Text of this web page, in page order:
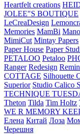
Heartfelt creations
JOLEE"S BOUTIQUE
LeCreaDesign
Memories MamBi
MimiCut Mintay Papers
Paper House Paper
PETALOO Petaloo
Ranger Redesign
COTTAGE Silhouette
Superior Studio Calico
TECHNIQUE
Theton Tilda Tim Holtz
WE R MEMORY
Елена Китай Лоза
Черешня